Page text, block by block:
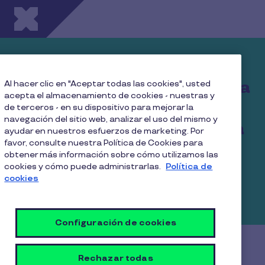
Pasar al contenido principal
Alimentación y obtén hasta
un 38,7% en ahorro
tributario para tu empresa
Somos líderes del mercado en beneficios de
alimentación para empresas y una solución
innovadora para gestionar los beneficios de tus
¡Descubre muchos más
Al hacer clic en "Aceptar todas las cookies", usted
acepta el almacenamiento de cookies - nuestras y
de terceros - en su dispositivo para mejorar la
navegación del sitio web, analizar el uso del mismo y
ayudar en nuestros esfuerzos de marketing. Por
favor, consulte nuestra Política de Cookies para
obtener más información sobre cómo utilizamos las
cookies y cómo puede administrarlas. Política de
cookies
Configuración de cookies
Rechazar todas